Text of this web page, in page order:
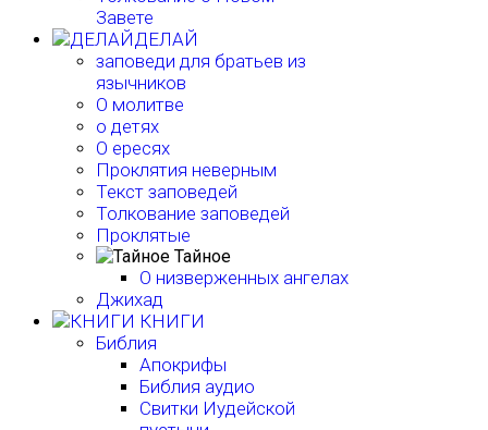
Завете
ДЕЛАЙ
заповеди для братьев из
язычников
О молитве
о детях
О ересях
Проклятия неверным
Текст заповедей
Толкование заповедей
Проклятые
Тайное
О низверженных ангелах
Джихад
КНИГИ
Библия
Апокрифы
Библия аудио
Свитки Иудейской